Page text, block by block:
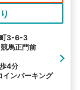
町3-6-3
馬正門前
4分
インパーキング